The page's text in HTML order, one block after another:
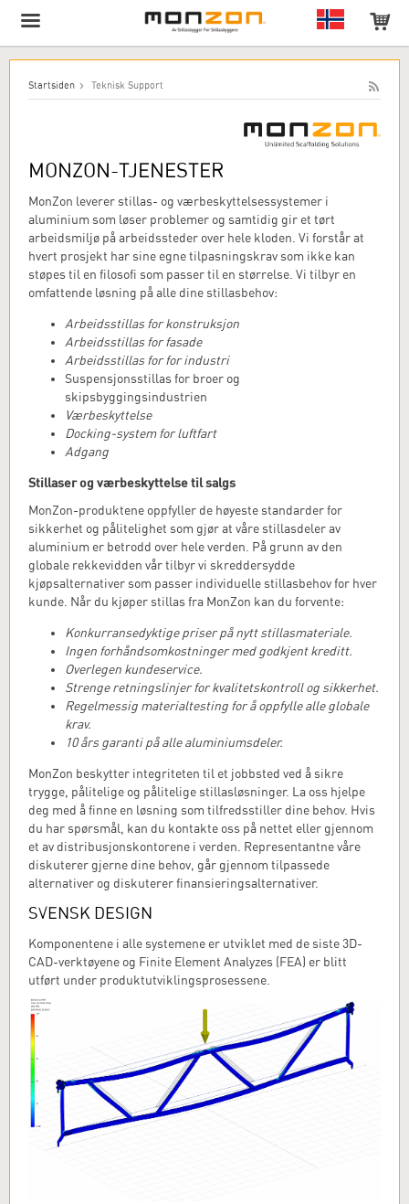
Produktet har blitt lagt til i handlekurven din!
Startsiden Teknisk Support
MONZON-TJENESTER
MonZon leverer stillas- og værbeskyttelsessystemer i
aluminium som løser problemer og samtidig gir et tørt
arbeidsmiljø på arbeidssteder over hele kloden. Vi forstår at
hvert prosjekt har sine egne tilpasningskrav som ikke kan
støpes til en filosofi som passer til en størrelse. Vi tilbyr en
omfattende løsning på alle dine stillasbehov:
Arbeidsstillas for konstruksjon
Arbeidsstillas for fasade
Arbeidsstillas for for industri
Suspensjonsstillas for broer og
skipsbyggingsindustrien
Værbeskyttelse
Docking-system for luftfart
Adgang
Stillaser og værbeskyttelse til salgs
MonZon-produktene oppfyller de høyeste standarder for
sikkerhet og pålitelighet som gjør at våre stillasdeler av
aluminium er betrodd over hele verden. På grunn av den
globale rekkevidden vår tilbyr vi skreddersydde
kjøpsalternativer som passer individuelle stillasbehov for hver
kunde. Når du kjøper stillas fra MonZon kan du forvente:
Konkurransedyktige priser på nytt stillasmateriale.
Ingen forhåndsomkostninger med godkjent kreditt.
Overlegen kundeservice.
Strenge retningslinjer for kvalitetskontroll og sikkerhet.
Regelmessig materialtesting for å oppfylle alle globale
krav.
10 års garanti på alle aluminiumsdeler.
MonZon beskytter integriteten til et jobbsted ved å sikre
trygge, pålitelige og pålitelige stillasløsninger. La oss hjelpe
deg med å finne en løsning som tilfredsstiller dine behov. Hvis
du har spørsmål, kan du kontakte oss på nettet eller gjennom
et av distribusjonskontorene i verden. Representantne våre
diskuterer gjerne dine behov, går gjennom tilpassede
alternativer og diskuterer finansieringsalternativer.
SVENSK DESIGN
Komponentene i alle systemene er utviklet med de siste 3D-
CAD-verktøyene og Finite Element Analyzes (FEA) er blitt
utført under produktutviklingsprosessene.